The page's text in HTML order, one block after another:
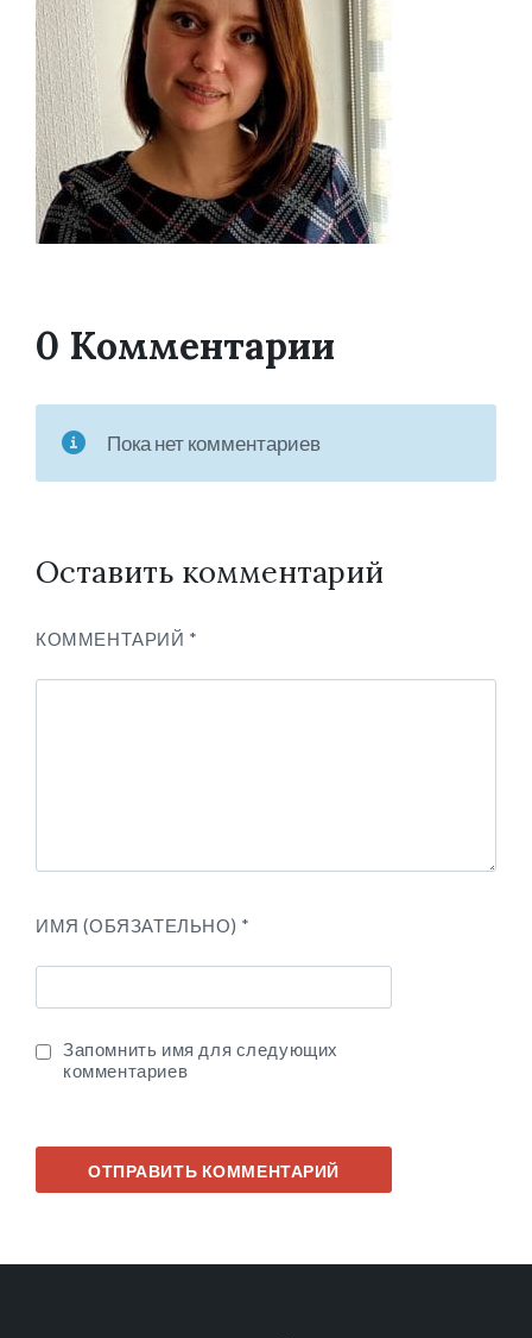
0 Комментарии
Пока нет комментариев
Оставить комментарий
КОММЕНТАРИЙ *
ИМЯ (ОБЯЗАТЕЛЬНО) *
Запомнить имя для следующих
комментариев